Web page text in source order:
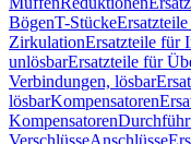
BögenT-Stücke
ZirkulationErsatzteile für
unlösbarErsatzteile für
Verbindungen, lösbar
lösbarKompensatoren
Kompensatoren
VerschlüsseAnschlüsse